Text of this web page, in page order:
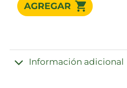
Información adicional